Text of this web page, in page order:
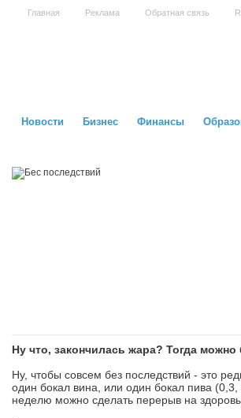
Главная Реклама Обратная связь
Новости Бизнес Финансы
Ну что, закончилась жара? Тогда
Ну, чтобы совсем без последствий - это
один бокал вина, или один бокал пива
неделю можно сделать перерыв на